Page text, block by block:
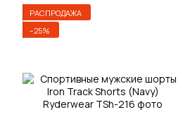
РАСПРОДАЖА
−25%